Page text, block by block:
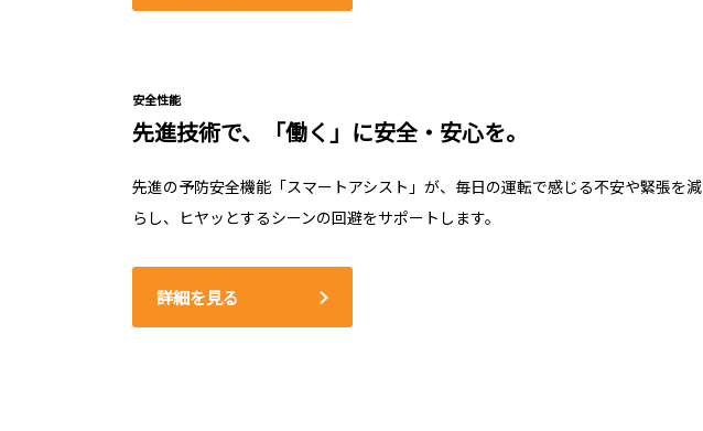
安全性能
先進技術で、「働く」に安全・安心を。
先進の予防安全機能「スマートアシスト」が、毎日の運転で感じる不安や緊張を減
らし、ヒヤッとするシーンの回避をサポートします。
詳細を見る